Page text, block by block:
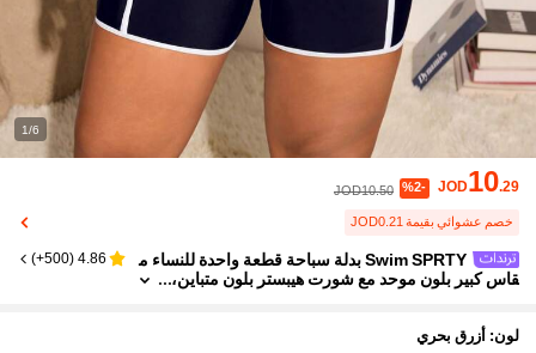
1/6
JOD10.29
%2-
JOD10.50
خصم عشوائي بقيمة JOD0.21
Swim SPRTY بدلة سباحة قطعة واحدة للنساء م
قاس كبير بلون موحد مع شورت هيبستر بلون متباين،
4.86
(
500+
)
لون: أزرق بحري